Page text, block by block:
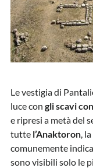
Le vestigia di
luce con gli scavi
e ripresi a metà del
tutte l’Anaktoron,
comunemente
sono visibili solo le